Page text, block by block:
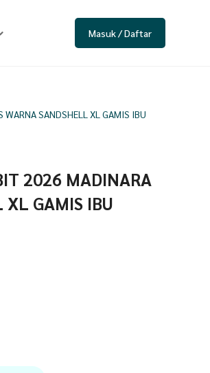
Masuk / Daftar
SANDSHELL XL GAMIS IBU
2026 MADINARA
XL GAMIS IBU